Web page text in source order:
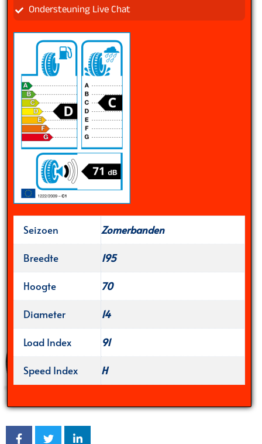
Ondersteuning Live Chat
Seizoen
Zomerbanden
Breedte
195
Hoogte
70
Diameter
14
Load Index
91
Speed Index
H